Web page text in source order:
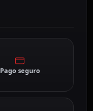
Pago seguro